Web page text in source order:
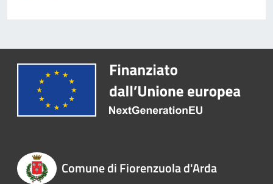
Comune di Fiorenzuola d'Arda